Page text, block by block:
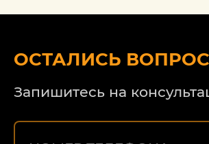
работу, надеюсь на
ОСТАЛИСЬ
Запишитесь на